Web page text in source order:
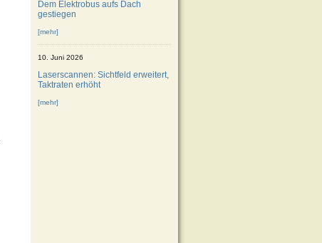
Dem Elektrobus aufs Dach
gestiegen
[mehr]
10. Juni 2026
Laserscannen: Sichtfeld erweitert,
Taktraten erhöht
[mehr]